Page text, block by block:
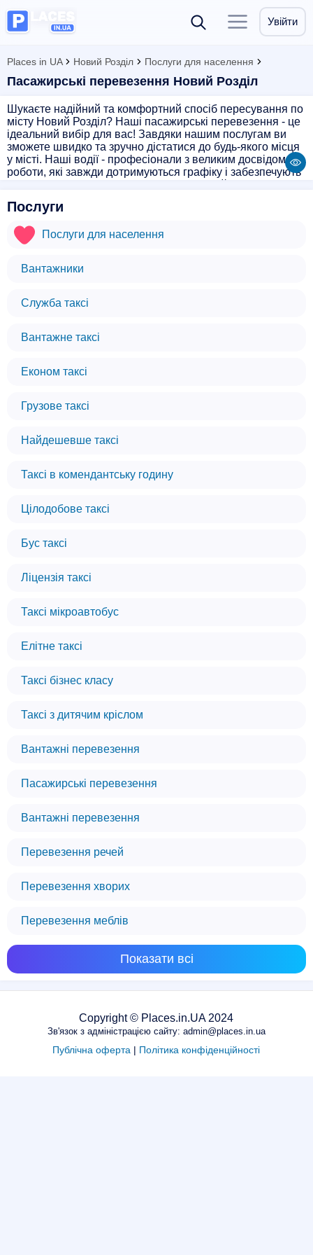
Увійти
Places in UA Новий Розділ Послуги для населення
Пасажирські перевезення Новий Розділ
Шукаєте надійний та комфортний спосіб пересування по
місту Новий Розділ? Наші пасажирські перевезення - це
ідеальний вибір для вас! Завдяки нашим послугам ви
зможете швидко та зручно дістатися до будь-якого місця
у місті. Наші водії - професіонали з великим досвідом
роботи, які завжди дотримуються графіку і забезпечують
автомобілів до мікроавтобусів для невеликих груп.
переконайтеся, що подорож містом може бути приємною
та безпечною!
Послуги
Послуги для населення
Вантажники
Служба таксі
Вантажне таксі
Економ таксі
Грузове таксі
Найдешевше таксі
Таксі в комендантську годину
Цілодобове таксі
Бус таксі
Ліцензія таксі
Таксі мікроавтобус
Елітне таксі
Таксі бізнес класу
Таксі з дитячим кріслом
Вантажні перевезення
Пасажирські перевезення
Вантажні перевезення
Перевезення речей
Перевезення хворих
Перевезення меблів
Показати всі
Copyright © Places.in.UA 2024
Зв'язок з адміністрацією сайту: admin@places.in.ua
Публічна оферта | Політика конфіденційності